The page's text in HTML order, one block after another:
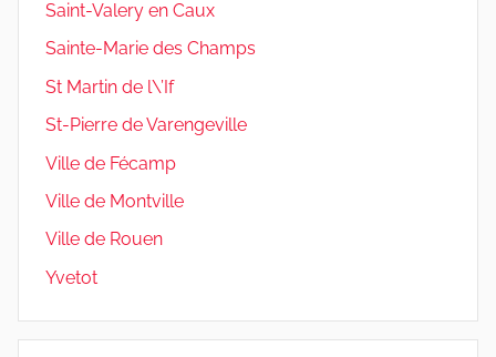
Saint-Valery en Caux
Sainte-Marie des Champs
St Martin de l\’If
St-Pierre de Varengeville
Ville de Fécamp
Ville de Montville
Ville de Rouen
Yvetot